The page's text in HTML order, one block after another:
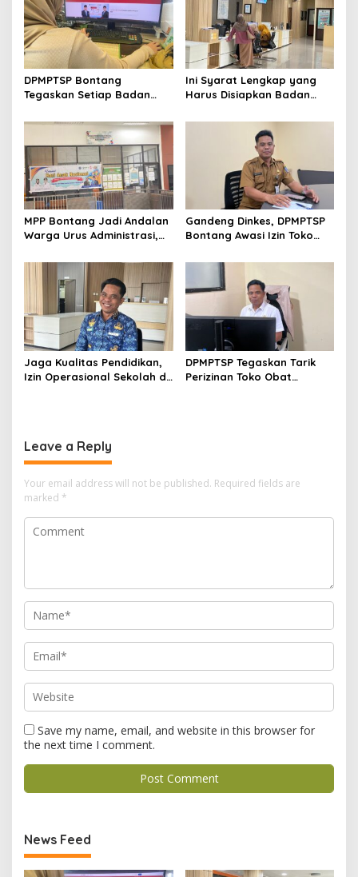
DPMPTSP Bontang
Tegaskan Setiap Badan
Legalitas Usaha
Ini Syarat Lengkap yang
Harus Disiapkan Badan
Lewat OSS
MPP Bontang Jadi Andalan
Warga Urus Administrasi,
Diminati Meski Serba Digital
Gandeng Dinkes, DPMPTSP
Bontang Awasi Izin Toko
Jaga Kualitas Pendidikan,
Izin Operasional Sekolah di
DPMPTSP Tegaskan Tarik
Perizinan Toko Obat
Leave a Reply
Your email address will not be published. Required fields are
marked *
Save my name, email, and website in this browser for
the next time I comment.
News Feed